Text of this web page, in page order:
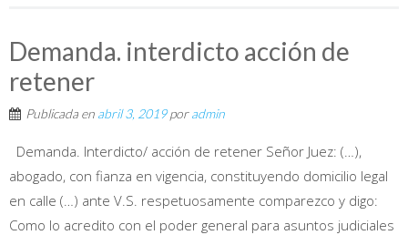
Demanda. interdicto acción de
retener
Publicada en abril 3, 2019poradmin
Demanda. Interdicto/ acción de retener Señor Juez: (…),
abogado, con fianza en vigencia, constituyendo domicilio legal
en calle (…) ante V.S. respetuosamente comparezco y digo:
Como lo acredito con el poder general para asuntos judiciales